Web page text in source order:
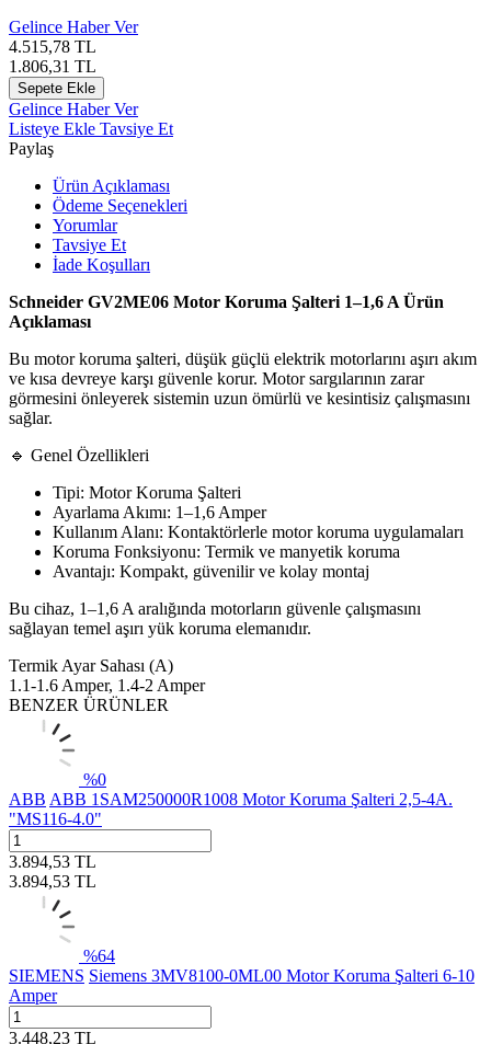
Gelince Haber Ver
4.515,78 TL
1.806,31 TL
Sepete Ekle
Gelince Haber Ver
Listeye Ekle Tavsiye Et
Paylaş
Ürün Açıklaması
Ödeme Seçenekleri
Yorumlar
Tavsiye Et
İade Koşulları
Schneider GV2ME06 Motor Koruma Şalteri 1–1,6 A Ürün
Açıklaması
Bu motor koruma şalteri, düşük güçlü elektrik motorlarını aşırı akım
ve kısa devreye karşı güvenle korur. Motor sargılarının zarar
görmesini önleyerek sistemin uzun ömürlü ve kesintisiz çalışmasını
sağlar.
🔹 Genel Özellikleri
Tipi: Motor Koruma Şalteri
Ayarlama Akımı: 1–1,6 Amper
Kullanım Alanı: Kontaktörlerle motor koruma uygulamaları
Koruma Fonksiyonu: Termik ve manyetik koruma
Avantajı: Kompakt, güvenilir ve kolay montaj
Bu cihaz, 1–1,6 A aralığında motorların güvenle çalışmasını
sağlayan temel aşırı yük koruma elemanıdır.
Termik Ayar Sahası (A)
1.1-1.6 Amper, 1.4-2 Amper
BENZER ÜRÜNLER
%0
ABB ABB 1SAM250000R1008 Motor Koruma Şalteri 2,5-4A.
"MS116-4.0"
3.894,53 TL
3.894,53 TL
%64
SIEMENS Siemens 3MV8100-0ML00 Motor Koruma Şalteri 6-10
Amper
3.448,23 TL